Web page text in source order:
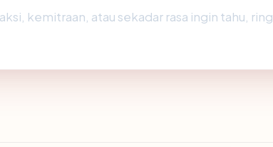
kemitraan, atau sekadar rasa ingin tahu,